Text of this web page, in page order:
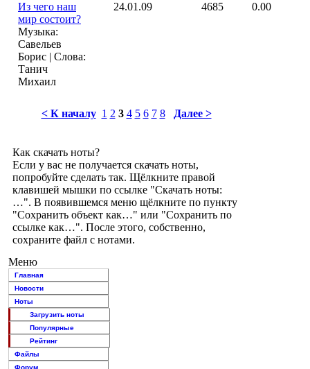
Из чего наш
мир состоит?
Музыка:
Савельев
Борис | Слова:
Танич
Михаил
24.01.09 4685 0.00
< К началу 1 2 3 4 5 6 7 8 Далее >
Как скачать ноты?
Если у вас не получается скачать ноты,
попробуйте сделать так. Щёлкните правой
клавишей мышки по ссылке "Скачать ноты:
…". В появившемся меню щёлкните по пункту
"Сохранить объект как…" или "Сохранить по
ссылке как…". После этого, собственно,
сохраните файл с нотами.
Меню
Главная
Новости
Ноты
Загрузить ноты
Популярные
Рейтинг
Файлы
Форум